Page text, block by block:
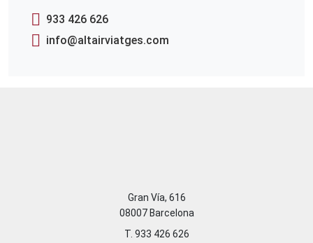
933 426 626
info@altairviatges.com
Gran Vía, 616
08007 Barcelona
T. 933 426 626